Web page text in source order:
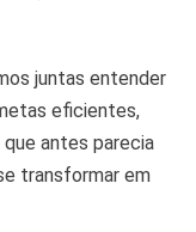
juntas entender
eficientes,
antes parecia
transformar em